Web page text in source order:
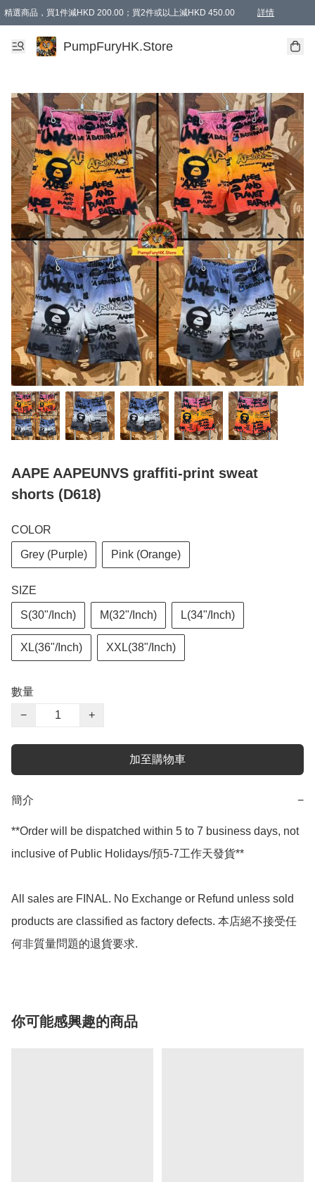
精選商品，買1件減HKD 200.00；買2件或以上減HKD 450.00 詳情
AAPE商品,會員專享9折或以上（按會員等級）AAPE products, members can
精選商品，任選買2件或以上減HKD 100.00
購物滿 HKD 800.00即享免運費優惠！（適用於 特定的送貨方式 )
PumpFuryHK.Store
AAPE AAPEUNVS graffiti-print sweat
shorts (D618)
COLOR
Grey (Purple) Pink (Orange)
SIZE
S(30"/Inch) M(32"/Inch) L(34"/Inch)
XL(36"/Inch) XXL(38"/Inch)
數量
−
+
加至購物車
簡介 −
**Order will be dispatched within 5 to 7 business days, not
inclusive of Public Holidays/預5-7工作天發貨**
All sales are FINAL. No Exchange or Refund unless sold
products are classified as factory defects. 本店絕不接受任
何非質量問題的退貨要求.
你可能感興趣的商品